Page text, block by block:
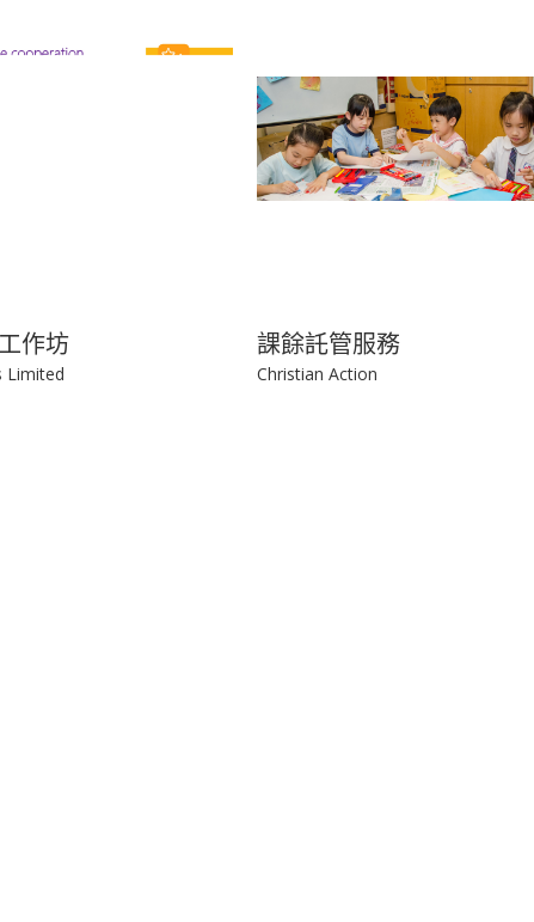
作坊
Limited
課餘託管服務
Christian Action